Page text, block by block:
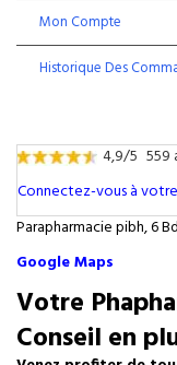
Mon Compte
Historique Des
4,9/5 559
Connectez-vous à
Parapharmacie pibh, 6
Google Maps
Votre
Conseil en